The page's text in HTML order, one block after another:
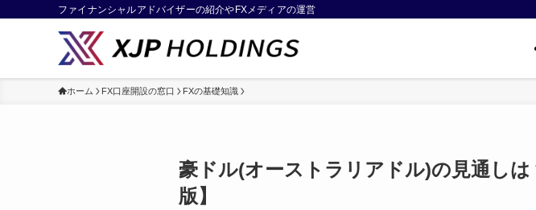
ファイナンシャルアドバイザーの紹介やFXメディアの運営
ホーム FX口座開設の窓口 FXの基礎知識
豪ドル(オーストラリアドル)の見通し
版】